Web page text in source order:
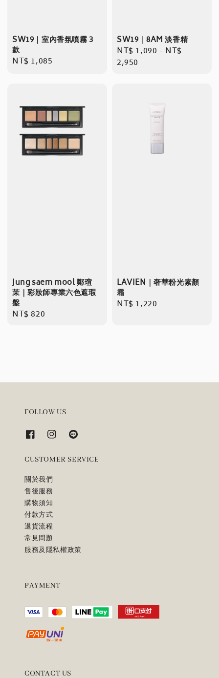
SW19｜室內香氛噴霧 3
款
Regular
NT$ 1,085
SW19｜8AM 淡香精
Regular
price
NT$ 1,090 - NT$
2,950
Jung saem mool 鄭瑄
茉｜彩妝師專業六色遮瑕
盤
Regular
NT$ 820
LAVIEN｜奢華粉光素顏
霜
Regular
NT$ 1,220
FOLLOW US
CUSTOMER SERVICE
關於我們
售後服務
購物須知
付款方式
退貨流程
常見問題
服務及隱私權政策
PAYMENT
CONTACT US